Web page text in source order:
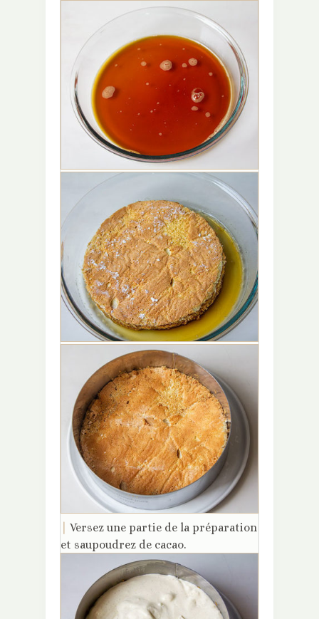
Versez une partie de la préparation
et saupoudrez de cacao.